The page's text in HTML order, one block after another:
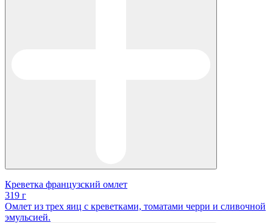
Креветка французский омлет
319 г
Омлет из трех яиц с креветками, томатами черри и сливочной
эмульсией.